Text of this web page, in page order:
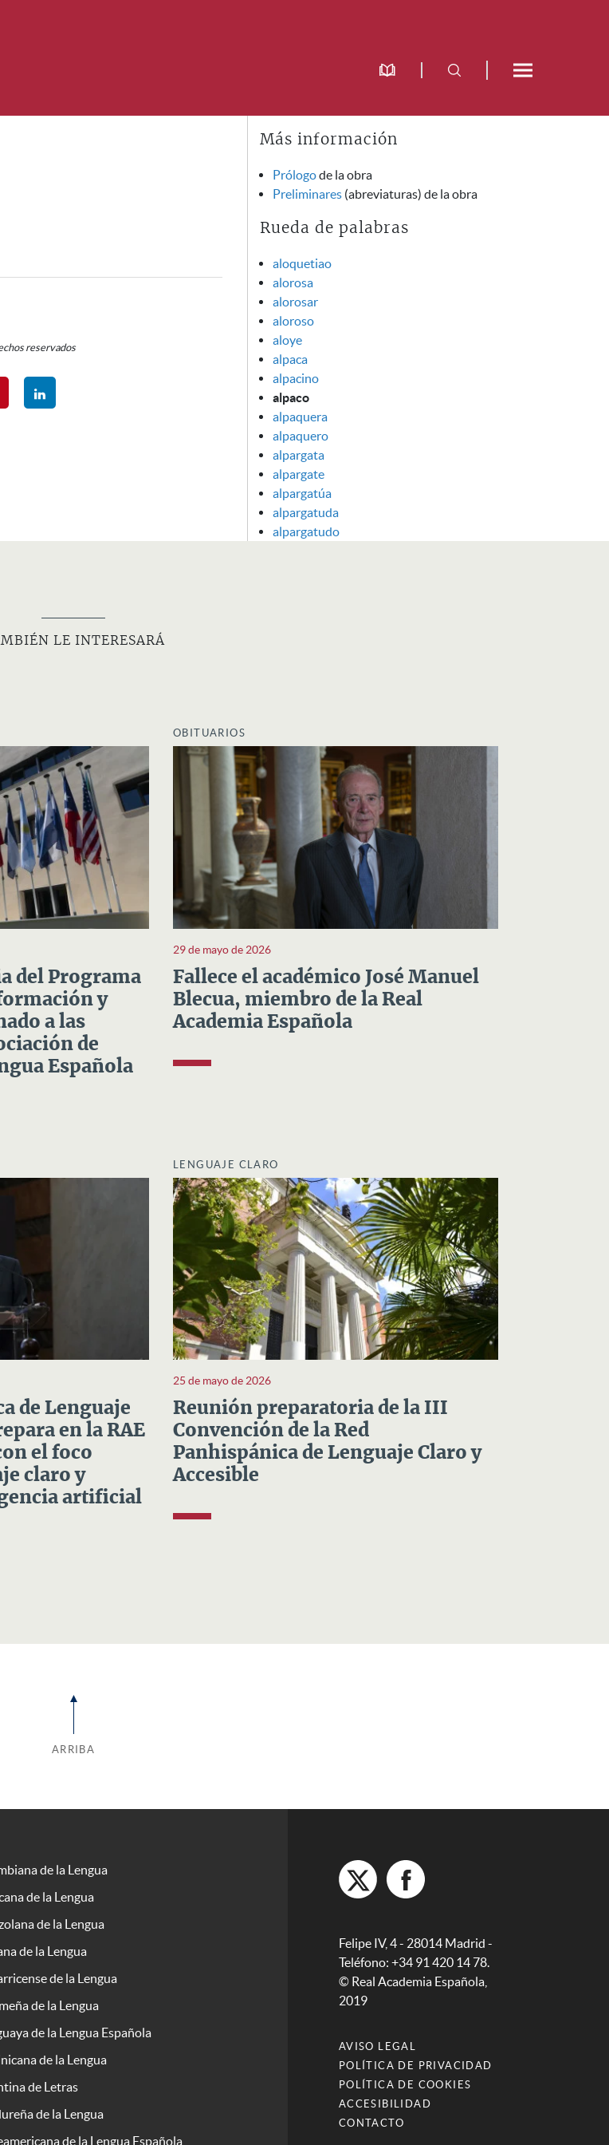
reservados
Más información
Prólogode la obra
Preliminares (abreviaturas) de la obra
Rueda de palabras
aloquetiao
alorosa
alorosar
aloroso
aloye
alpaca
alpacino
alpaco
alpaquera
alpaquero
alpargata
alpargate
alpargatúa
alpargatuda
alpargatudo
LE INTERESARÁ
del Programa
formación y
a las
de
Española
OBITUARIOS
29 de mayo de 2026
Fallece el académico José Manuel
Blecua, miembro de la Real
Academia Española
de Lenguaje
en la RAE
el foco
claro y
artificial
LENGUAJE CLARO
25 de mayo de 2026
Reunión preparatoria de la III
Convención de la Red
Panhispánica de Lenguaje Claro y
Accesible
ARRIBA
de la Lengua
de la Lengua
de la Lengua
de la Lengua
de la Lengua
de la Lengua
de la Lengua Española
de la Lengua
de Letras
de la Lengua
de la Lengua Española
Felipe IV, 4 - 28014 Madrid -
Teléfono: +34 91 420 14 78.
© Real Academia Española,
2019
AVISO LEGAL
POLÍTICA DE PRIVACIDAD
POLÍTICA DE COOKIES
ACCESIBILIDAD
CONTACTO